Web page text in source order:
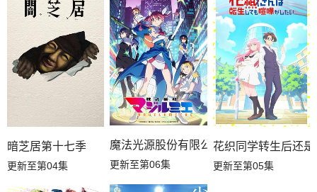
暗芝居第十七季
更新至第04集
魔法光源股份有限公司第二季
更新至第06集
花织同学转生后还
更新至第05集